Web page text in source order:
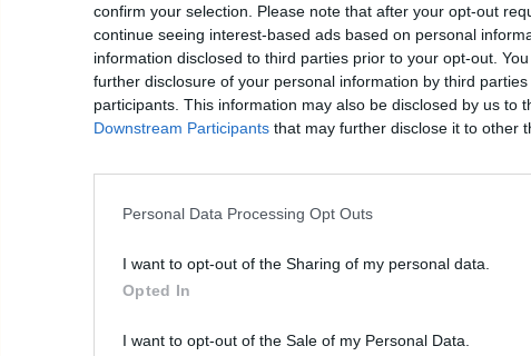
confirm your selection. Please note that after your opt-out
continue seeing interest-based ads based on personal
information disclosed to third parties prior to your opt-out.
further disclosure of your personal information by third parties
participants. This information may also be disclosed by us to
Downstream Participants that may further disclose it to other
Personal Data Processing Opt Outs
I want to opt-out of the Sharing of my personal data.
Opted In
I want to opt-out of the Sale of my Personal Data.